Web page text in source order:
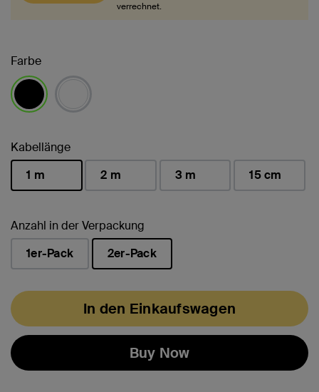
verrechnet.
Farbe
Kabellänge
1 m
2 m 3 m 15 cm
Anzahl in der Verpackung
1er-Pack
2er-Pack
In den Einkaufswagen
Buy Now